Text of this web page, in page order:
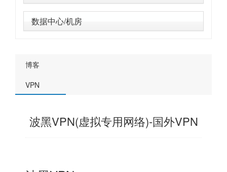
数据中心/机房
博客
VPN
波黑VPN(虚拟专用网络)-国外VPN